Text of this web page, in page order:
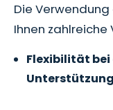
Die
Ihnen zahlreiche
Flexibilität bei